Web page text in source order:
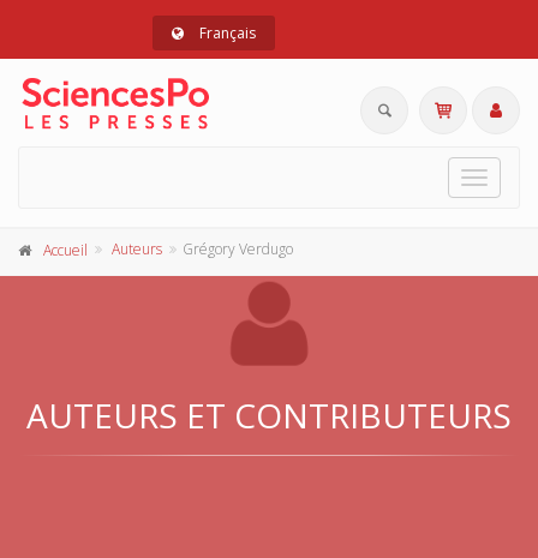
Français
Toggle
Accueil Auteurs Grégory Verdugo
AUTEURS ET CONTRIBUTEURS